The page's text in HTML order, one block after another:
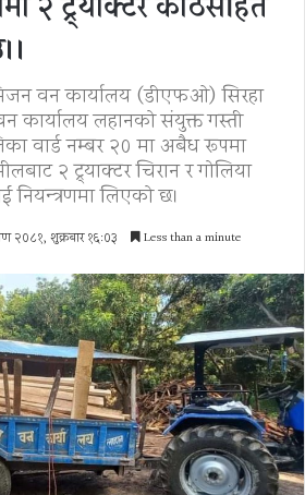
वन कार्यालय (डीएफओ) सिरहा
कार्यालय लहानको संयुक्त गस्ती
वार्ड नम्बर २० मा अबैध रूपमा
२ ट्र्याक्टर चिरान र गोलिया
लिएको छ।
२०८१, शुक्रबार १६:०३ Less than a minute